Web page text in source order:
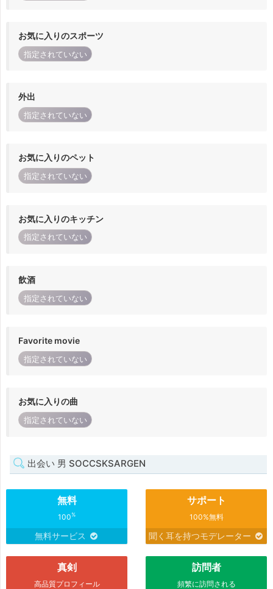
お気に入りのスポーツ
指定されていない
外出
指定されていない
お気に入りのペット
指定されていない
お気に入りのキッチン
指定されていない
飲酒
指定されていない
Favorite movie
指定されていない
お気に入りの曲
指定されていない
出会い 男 SOCCSKSARGEN
無料
100%
無料サービス
サポート
100%無料
聞く耳を持つモデレーター
真剣
高品質プロフィール
訪問者
頻繁に訪問される